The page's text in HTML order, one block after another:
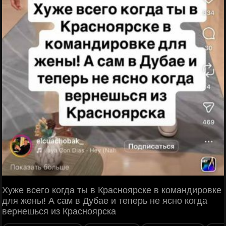
Хуже всего когда ты в Красноярске в командировке
для жены! А сам в Дубае и теперь не ясно когда
вернешься из Красноярска